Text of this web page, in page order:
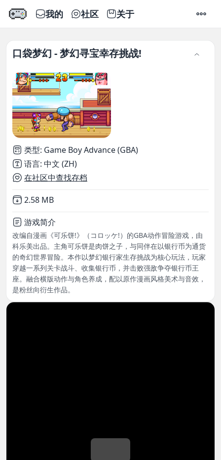
我的 社区 关于 设置
口袋梦幻 - 梦幻寻宝幸存挑战!
类型: Game Boy Advance (GBA)
语言: 中文 (ZH)
在社区中查找存档
Not downloaded
2.58 MB
游戏简介
改编自漫画《可乐饼!》（コロッケ!）的GBA动作冒险游戏，由
科乐美出品。主角可乐饼是肉饼之子，与同伴在以银行币为通货
的奇幻世界冒险。本作以梦幻银行家生存挑战为核心玩法，玩家
穿越一系列关卡战斗、收集银行币，并击败强敌争夺银行币王
座。融合横版动作与角色养成，配以原作漫画风格美术与音效，
是粉丝向衍生作品。